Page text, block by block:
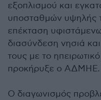
εξοπλισμού και
υποσταθμών υψηλής
επέκταση
διασύνδεση νησιά
τους με το
προκήρυξε ο ΑΔΜΗΕ.
Ο διαγωνισμός